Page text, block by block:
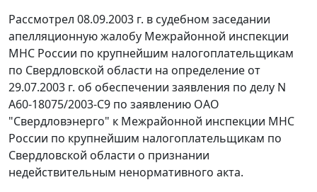
Рассмотрел 08.09.2003 г. в судебном заседании
апелляционную жалобу Межрайонной инспекции
МНС России по крупнейшим налогоплательщикам
по Свердловской области на определение от
29.07.2003 г. об обеспечении заявления по делу N
А60-18075/2003-С9 по заявлению ОАО
"Свердловэнерго" к Межрайонной инспекции МНС
России по крупнейшим налогоплательщикам по
Свердловской области о признании
недействительным ненормативного акта.